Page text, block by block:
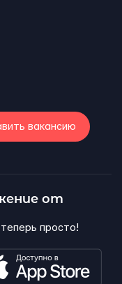
вакансию
от
просто!